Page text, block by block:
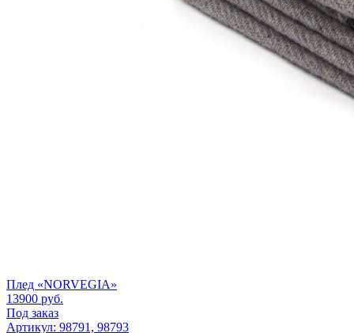
Плед «NORVEGIA»
13900 руб.
Под заказ
Артикул: 98791, 98793